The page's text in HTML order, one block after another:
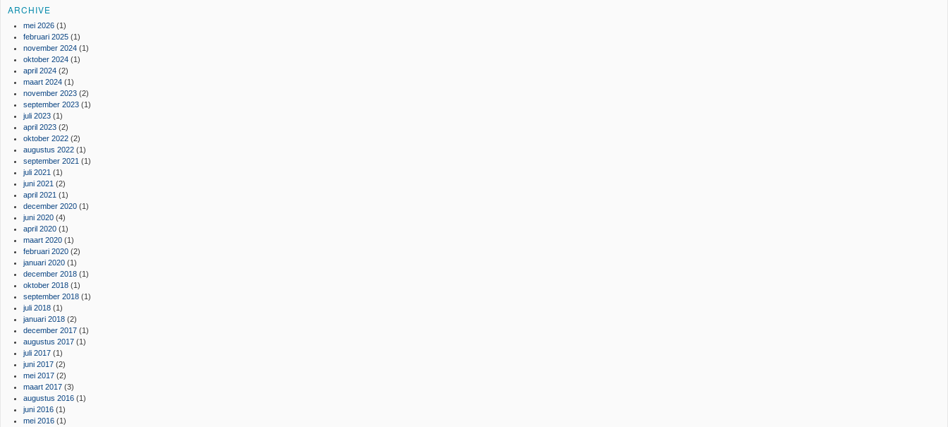
ARCHIVE
mei 2026 (1)
februari 2025 (1)
november 2024 (1)
oktober 2024 (1)
april 2024 (2)
maart 2024 (1)
november 2023 (2)
september 2023 (1)
juli 2023 (1)
april 2023 (2)
oktober 2022 (2)
augustus 2022 (1)
september 2021 (1)
juli 2021 (1)
juni 2021 (2)
april 2021 (1)
december 2020 (1)
juni 2020 (4)
april 2020 (1)
maart 2020 (1)
februari 2020 (2)
januari 2020 (1)
december 2018 (1)
oktober 2018 (1)
september 2018 (1)
juli 2018 (1)
januari 2018 (2)
december 2017 (1)
augustus 2017 (1)
juli 2017 (1)
juni 2017 (2)
mei 2017 (2)
maart 2017 (3)
augustus 2016 (1)
juni 2016 (1)
mei 2016 (1)